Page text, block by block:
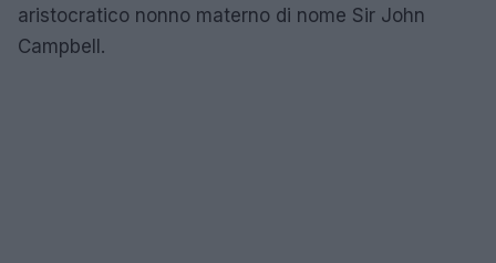
aristocratico nonno materno di nome Sir John
Campbell.